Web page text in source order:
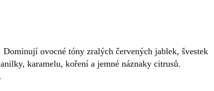
ovocné tóny zralých červených jablek, švestek
karamelu, koření a jemné náznaky citrusů.